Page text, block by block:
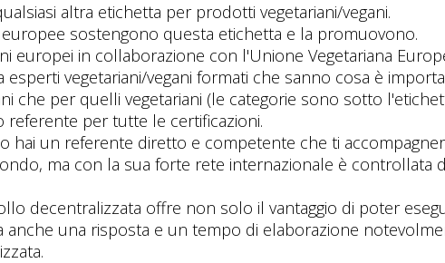
altra etichetta per prodotti vegetariani/vegani.
europee sostengono questa etichetta e la promuovono.
europei in collaborazione con l'Unione Vegetariana
vegetariani/vegani formati che sanno cosa è
che per quelli vegetariani (le categorie sono sotto
per tutte le certificazioni.
hai un referente diretto e competente che ti
ma con la sua forte rete internazionale è controllata
decentralizzata offre non solo il vantaggio di poter
anche una risposta e un tempo di elaborazione